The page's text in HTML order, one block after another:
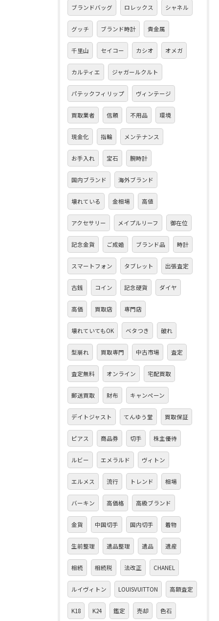
ブランドバッグ ロレックス シャネル
グッチ ブランド時計 貴金属
千里山 セイコー カシオ オメガ
カルティエ ジャガールクルト
パテックフィリップ ヴィンテージ
買取業者 信頼 不用品 環境
現金化 指輪 メンテナンス
お手入れ 宝石 腕時計
国内ブランド 海外ブランド
壊れている 金相場 高値
アクセサリー メイプルリーフ 御在位
記念金貨 ご成婚 ブランド品 時計
スマートフォン タブレット 出張査定
古銭 コイン 記念硬貨 ダイヤ
高価 買取店 専門店
壊れていてもOK ベタつき 破れ
型崩れ 買取専門 中古市場 査定
査定無料 オンライン 宅配買取
郵送買取 財布 キャンペーン
デイトジャスト てんゆう堂 買取保証
ピアス 商品券 切手 株主優待
ルビー エメラルド ヴィトン
エルメス 流行 トレンド 相場
バーキン 高価格 高級ブランド
金貨 中国切手 国内切手 着物
生前整理 遺品整理 遺品 遺産
相続 相続税 法改正 CHANEL
ルイヴィトン LOUISVUITTON 高額査定
K18 K24 鑑定 売却 色石